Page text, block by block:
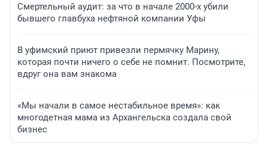
Смертельный аудит: за что в начале 2000-х убили
бывшего главбуха нефтяной компании Уфы
В уфимский приют привезли пермячку Марину,
которая почти ничего о себе не помнит. Посмотрите,
вдруг она вам знакома
«Мы начали в самое нестабильное время»: как
многодетная мама из Архангельска создала свой
бизнес